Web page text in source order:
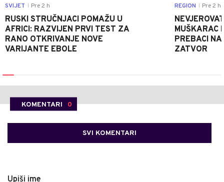
SVIJET Pre 2 h
RUSKI STRUČNJACI POMAŽU U
AFRICI: RAZVIJEN PRVI TEST ZA
RANO OTKRIVANJE NOVE
VARIJANTE EBOLE
REGION Pre 2 h
MUŠKARAC
PREBACI
ZATVOR
KOMENTARI 0
SVI KOMENTARI
Upiši ime